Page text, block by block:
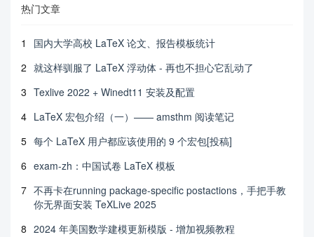
热门文章
1
国内大学高校 LaTeX 论文、报告模板统计
2 就这样驯服了 LaTeX 浮动体 - 再也不担心它乱动了
3 Texlive 2022 + Winedt11 安装及配置
4 LaTeX 宏包介绍（一）—— amsthm 阅读笔记
5 每个 LaTeX 用户都应该使用的 9 个宏包[投稿]
6 exam-zh：中国试卷 LaTeX 模板
7 不再卡在running package-specific postactions，手把手教
你无界面安装 TeXLive 2025
8 2024 年美国数学建模更新模版 - 增加视频教程